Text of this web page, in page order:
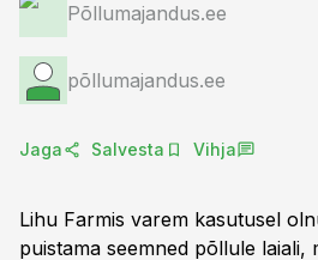
Põllumajandus.ee
põllumajandus.ee
Jaga Salvesta Vihja
Lihu Farmis varem kasutusel
puistama seemned põllule laiali,